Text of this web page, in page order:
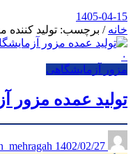
1405-04-15
خانه / برچسب: تولید کننده
۰
مزور آزمایشگاهی
تولید عمده مزور
1402/02/27